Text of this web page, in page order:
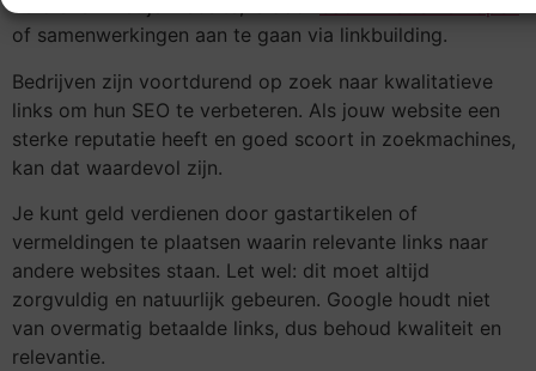
verdienen met je website, is door
of samenwerkingen aan te gaan via linkbuilding.
Bedrijven zijn voortdurend op zoek naar kwalitatieve
links om hun SEO te verbeteren. Als jouw website een
sterke reputatie heeft en goed scoort in zoekmachines,
kan dat waardevol zijn.
Je kunt geld verdienen door gastartikelen of
vermeldingen te plaatsen waarin relevante links naar
andere websites staan. Let wel: dit moet altijd
zorgvuldig en natuurlijk gebeuren. Google houdt niet
van overmatig betaalde links, dus behoud kwaliteit en
relevantie.